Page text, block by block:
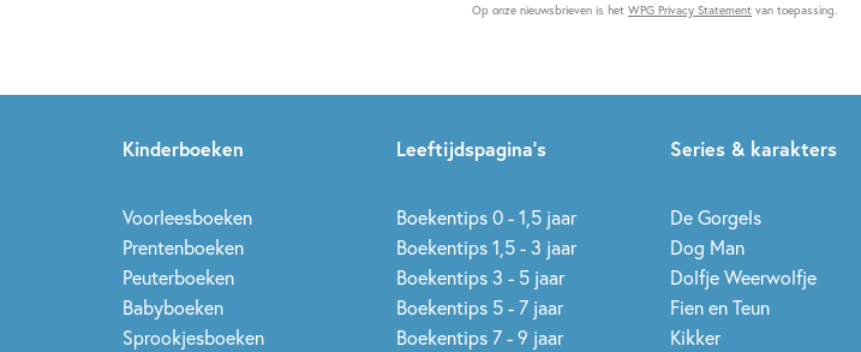
Op onze nieuwsbrieven is het WPG Privacy Statement van toepassing.
Kinderboeken
Voorleesboeken
Prentenboeken
Peuterboeken
Babyboeken
Sprookjesboeken
Leeftijdspagina’s
Boekentips 0 - 1,5 jaar
Boekentips 1,5 - 3 jaar
Boekentips 3 - 5 jaar
Boekentips 5 - 7 jaar
Boekentips 7 - 9 jaar
Series & karakters
De Gorgels
Dog Man
Dolfje Weerwolfje
Fien en Teun
Kikker